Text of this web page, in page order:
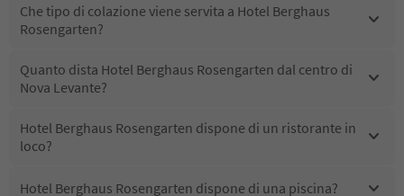
Che tipo di colazione viene servita a Hotel Berghaus
Rosengarten?
Quanto dista Hotel Berghaus Rosengarten dal centro di
Nova Levante?
Hotel Berghaus Rosengarten dispone di un ristorante in
loco?
Hotel Berghaus Rosengarten dispone di una piscina?